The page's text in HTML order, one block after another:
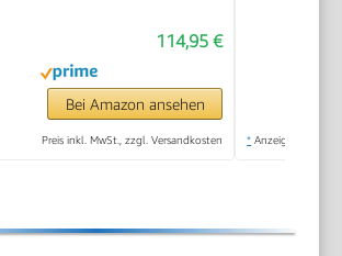
114,95 €
Bei Amazon ansehen
Preis inkl. MwSt., zzgl. Versandkosten * Anzeige